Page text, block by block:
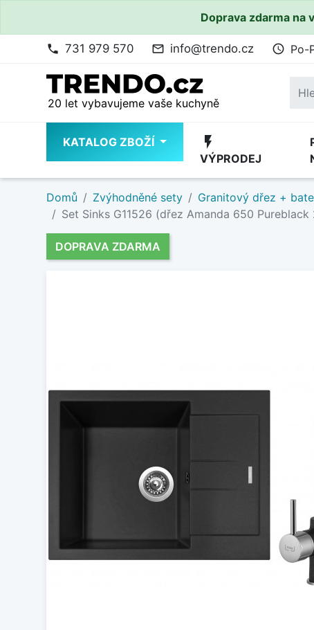
Doprava zdarma na
phone 731 979 570 mail_outline info@trendo.cz access_time Po-
20 let vybavujeme vaše kuchyně
KATALOG ZBOŽÍ flash_on
VÝPRODEJ
Domů Zvýhodněné sety Granitový dřez +
Set Sinks G11526 (dřez Amanda 650
DOPRAVA ZDARMA